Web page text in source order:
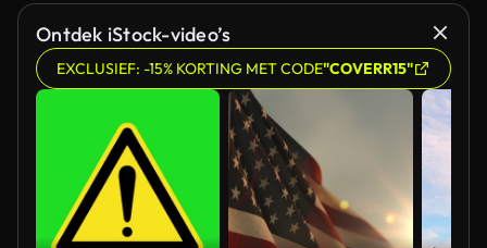
Ontdek iStock-video’s
EXCLUSIEF: -15% KORTING MET CODE"COVERR15"